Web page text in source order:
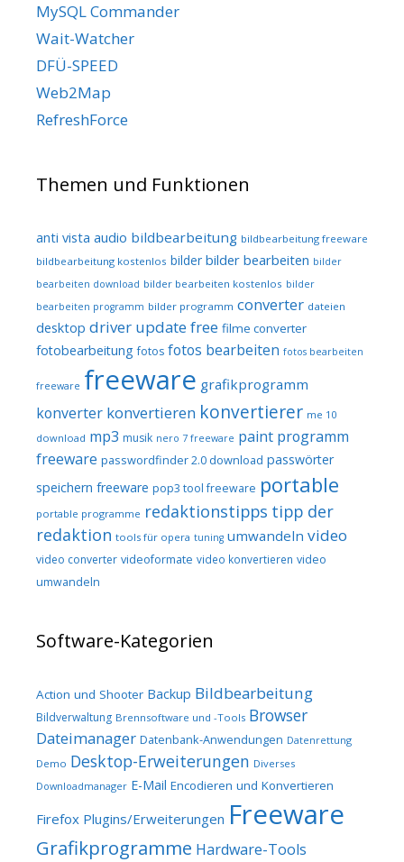
MySQL Commander
Wait-Watcher
DFÜ-SPEED
Web2Map
RefreshForce
Themen und Funktionen
anti vista audio bildbearbeitung bildbearbeitung freeware
bildbearbeitung kostenlos bilder bilder bearbeiten bilder
bearbeiten download bilder bearbeiten kostenlos bilder
bearbeiten programm bilder programm converter dateien
desktop driver update free filme converter
fotobearbeitung fotos fotos bearbeiten fotos bearbeiten
freeware freeware grafikprogramm
konverter konvertieren konvertierer me 10
download mp3 musik nero 7 freeware paint programm
freeware passwordfinder 2.0 download passwörter
speichern freeware pop3 tool freeware portable
portable programme redaktionstipps tipp der
redaktion tools für opera tuning umwandeln video
video converter videoformate video konvertieren video
umwandeln
Software-Kategorien
Action und Shooter Backup Bildbearbeitung
Bildverwaltung Brennsoftware und -Tools Browser
Dateimanager Datenbank-Anwendungen Datenrettung
Demo Desktop-Erweiterungen Diverses
Downloadmanager E-Mail Encodieren und Konvertieren
Firefox Plugins/Erweiterungen Freeware
Grafikprogramme Hardware-Tools